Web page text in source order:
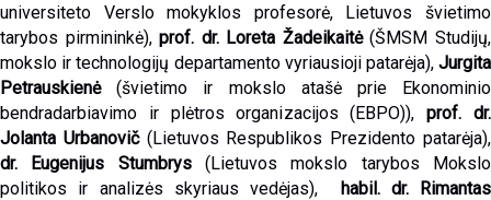
universiteto Verslo mokyklos profesorė, Lietuvos švietimo
tarybos pirmininkė),prof. dr. Loreta Žadeikaitė(ŠMSM Studijų,
mokslo ir technologijų departamento vyriausioji patarėja), Jurgita
Petrauskienė(švietimo ir mokslo atašė prie Ekonominio
bendradarbiavimo ir plėtros organizacijos (EBPO)),prof. dr.
Jolanta Urbanovič (Lietuvos Respublikos Prezidento patarėja),
dr. Eugenijus Stumbrys(Lietuvos mokslo tarybos Mokslo
politikos ir analizės skyriaus vedėjas),
habil. dr. Rimantas